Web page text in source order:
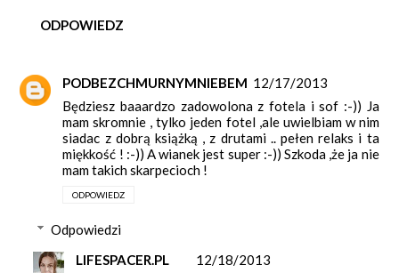
ODPOWIEDZ
PODBEZCHMURNYMNIEBEM 12/17/2013
Będziesz baaardzo zadowolona z fotela i sof :-)) Ja
mam skromnie , tylko jeden fotel ,ale uwielbiam w nim
siadac z dobrą książką , z drutami .. pełen relaks i ta
miękkość ! :-)) A wianek jest super :-)) Szkoda ,że ja nie
mam takich skarpecioch !
ODPOWIEDZ
Odpowiedzi
LIFESPACER.PL
12/18/2013